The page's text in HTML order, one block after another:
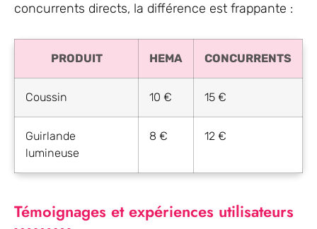
concurrents directs, la différence est frappante :
PRODUIT HEMA CONCURRENTS
Coussin 10 € 15 €
Guirlande
lumineuse
8 € 12 €
Témoignages et expériences utilisateurs